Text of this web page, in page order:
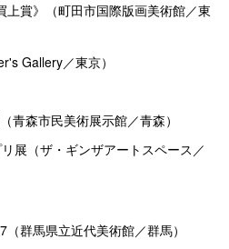
上賞》（町田市国際版画美術館／東
Gallery／東京）
青森市民美術展示館／青森）
展（ザ・ギンザアートスペース／
群馬県立近代美術館／群馬）